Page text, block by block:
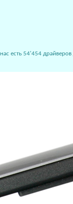
есть 54'454 драйверов